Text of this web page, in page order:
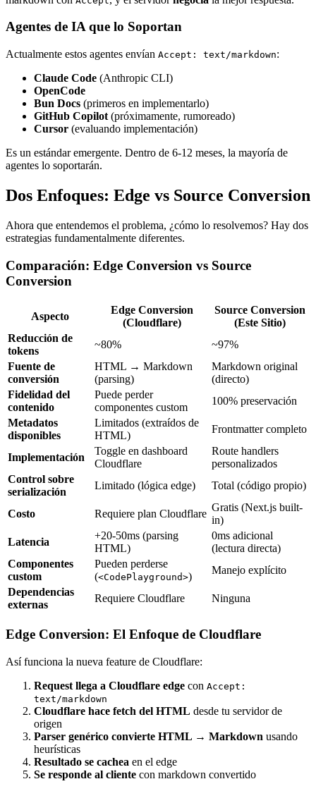
Agentes de IA que lo Soportan
Actualmente estos agentes envían Accept: text/markdown:
Claude Code (Anthropic CLI)
OpenCode
Bun Docs (primeros en implementarlo)
GitHub Copilot (próximamente, rumoreado)
Cursor (evaluando implementación)
Es un estándar emergente. Dentro de 6-12 meses, la mayoría de
agentes lo soportarán.
Dos Enfoques: Edge vs Source Conversion
Ahora que entendemos el problema, ¿cómo lo resolvemos? Hay dos
estrategias fundamentalmente diferentes.
Comparación: Edge Conversion vs Source
Conversion
Aspecto
Edge Conversion
(Cloudflare)
Source Conversion
(Este Sitio)
Reducción de
tokens
~80%
~97%
Fuente de
conversión
HTML → Markdown
(parsing)
Markdown original
(directo)
Fidelidad del
contenido
Puede perder
componentes custom
100% preservación
Metadatos
disponibles
Limitados (extraídos de
HTML)
Frontmatter completo
Implementación
Toggle en dashboard
Cloudflare
Route handlers
personalizados
Control sobre
serialización
Limitado (lógica edge) Total (código propio)
Costo Requiere plan Cloudflare
Gratis (Next.js built-
in)
Latencia
+20-50ms (parsing
HTML)
0ms adicional
(lectura directa)
Componentes
custom
Pueden perderse
(<CodePlayground>)
Manejo explícito
Dependencias
externas
Requiere Cloudflare Ninguna
Edge Conversion: El Enfoque de Cloudflare
Así funciona la nueva feature de Cloudflare:
Request llega a Cloudflare edge con Accept:
text/markdown
Cloudflare hace fetch del HTML desde tu servidor de
origen
Parser genérico convierte HTML → Markdown usando
heurísticas
Resultado se cachea en el edge
Se responde al cliente con markdown convertido